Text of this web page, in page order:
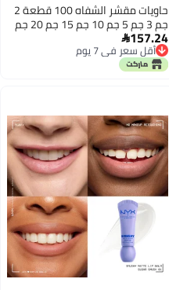
حاويات مقشر الشفاه 100 قطعة 2
جم 3 جم 5 جم 10 جم 15 جم 20 جم
برطمانات كريم سفر فارغة زجاجات
قابلة لإعادة التعبئة عينات شفافة
صندوق تخزين ظلال العيون مرطب
157.24
أقل سعر في 7 يوم
أقل سعر في 7 يوم